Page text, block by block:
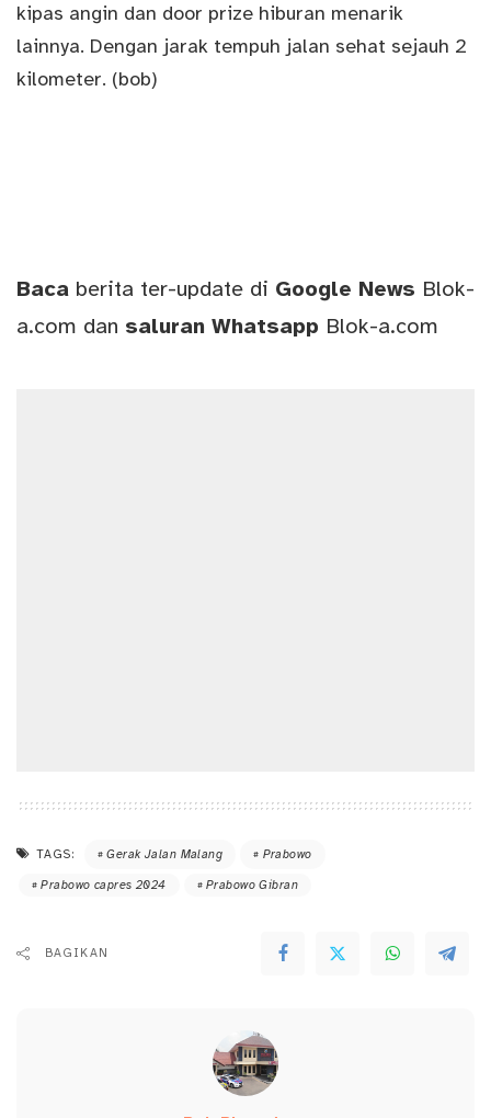
kipas angin dan door prize hiburan menarik
lainnya. Dengan jarak tempuh jalan sehat sejauh 2
kilometer. (bob)
Baca berita ter-update di Google News Blok-
a.com dan saluran Whatsapp Blok-a.com
TAGS: Gerak Jalan Malang Prabowo
Prabowo capres 2024 Prabowo Gibran
BAGIKAN